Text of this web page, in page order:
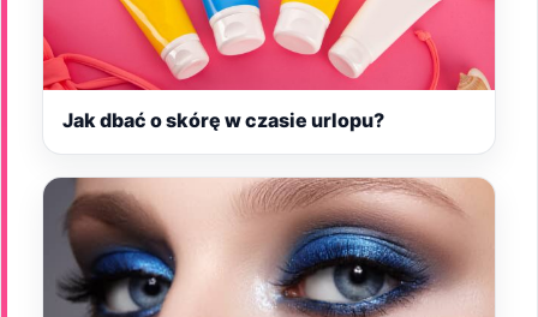
Jak dbać o skórę w czasie urlopu?